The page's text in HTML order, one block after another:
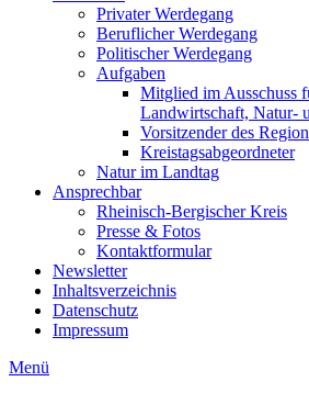
Privater Werdegang
Beruflicher Werdegang
Politischer Werdegang
Aufgaben
Mitglied im Ausschuss
Landwirtschaft, Natur-
Vorsitzender des
Kreistagsabgeordneter
Natur im Landtag
Ansprechbar
Rheinisch-Bergischer Kreis
Presse & Fotos
Kontaktformular
Newsletter
Inhaltsverzeichnis
Datenschutz
Impressum
Menü